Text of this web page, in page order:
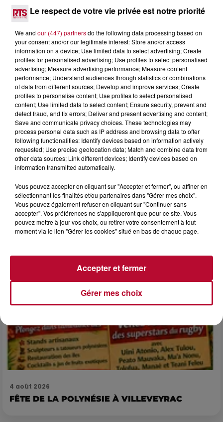
DINER CONCERT À LA MJC DE MARSEILLAN
6 août 2026
LES ARÈNES CES 3...
Après un franc succès l'été dernier, le spectacle « Le Rêve
du gladiateur » revient illuminer l'amphithéâtre romain les 6,
7 et 8 août. Une fresque nocturne...
4 août 2026
FÊTE DE LA POLYNÉSIE À VILLEVEYRAC
Le respect de votre vie privée est notre priorité
We and our (447) partnersdo the following data processing based on
your consent and/or our legitimate interest: Store and/or access
information on a device; Use limited data to select advertising; Create
profiles for personalised advertising; Use profiles to select personalised
advertising; Measure advertising performance; Measure content
performance; Understand audiences through statistics or combinations
of data from different sources; Develop and improve services; Create
profiles to personalise content; Use profiles to select personalised
content; Use limited data to select content; Ensure security, prevent and
detect fraud, and fix errors; Deliver and present advertising and content;
Save and communicate privacy choices. These technologies may
process personal data such as IP address and browsing data to offer
following functionalities: Identify devices based on information actively
requested; Use precise geolocation data; Match and combine data from
other data sources; Link different devices; Identify devices based on
information transmitted automatically.
Vous pouvez accepter en cliquant sur "Accepter et fermer", ou affiner en
sélectionnant les finalités et/ou partenaires dans "Gérer mes choix".
Vous pouvez également refuser en cliquant sur "Continuer sans
accepter". Vos préférences ne s'appliqueront que pour ce site. Vous
pouvez mettre à jour vos choix, ou retirer votre consentement à tout
moment via le lien "Gérer les cookies" situé en bas de chaque page.
Gérer mes choix
Accepter et fermer